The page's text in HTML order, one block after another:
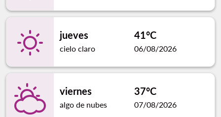
jueves
cielo claro
41°C
06/08/2026
viernes
algo de nubes
37°C
07/08/2026